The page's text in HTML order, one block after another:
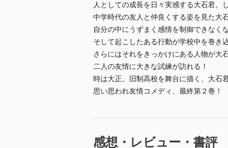
人としての成長を日々実感する大石君。
中学時代の友人と仲良くする姿を見た大石
自分の中にうずまく感情を制御できなく
そして起こしたある行動が学校中を巻き
さらにはそれをきっかけにある人物が大
二人の友情に大きな試練が訪れる！
時は大正。旧制高校を舞台に描く、大石
思い思われ友情コメディ、最終第２巻！
感想・レビュー・書評